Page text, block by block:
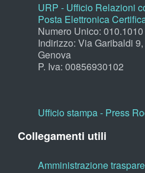
URP - Ufficio Relazioni
Posta Elettronica
Numero Unico: 010.1010
Indirizzo: Via Garibaldi
Genova
P. Iva: 00856930102
Ufficio stampa - Press
Collegamenti utili
Amministrazione